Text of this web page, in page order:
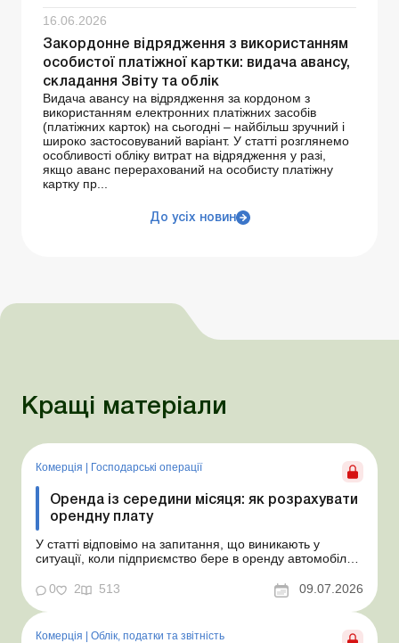
16.06.2026
Закордонне відрядження з використанням
особистої платіжної картки: видача авансу,
складання Звіту та облік
Видача авансу на відрядження за кордоном з
використанням електронних платіжних засобів
(платіжних карток) на сьогодні – найбільш зручний і
широко застосовуваний варіант. У статті розглянемо
особливості обліку витрат на відрядження у разі,
якщо аванс перерахований на особисту платіжну
картку пр...
До усіх новин
Кращі матеріали
Комерція Господарські операції
Оренда із середини місяця: як розрахувати
орендну плату
У статті відповімо на запитання, що виникають у
ситуації, коли підприємство бере в оренду автомобіль у
місяця. Підприємство орендує у фізособи автомобіль з
15.07.2026. Згідно з умовами договору орендна плата
становить 4 000 грн на місяць. Виникла...
0 2 513 09.07.2026
Комерція | Облік, податки та звiтнiсть